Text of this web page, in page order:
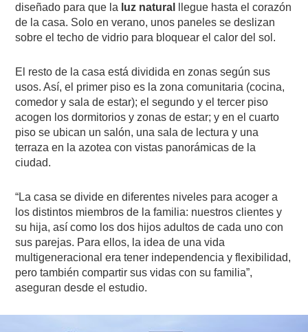
diseñado para que la luz natural
llegue hasta el corazón
de la casa. Solo en verano, unos paneles se deslizan
sobre el techo de vidrio para bloquear el calor del sol.
El resto de la casa está dividida en zonas según sus
usos. Así, el primer piso es la zona comunitaria (cocina,
comedor y sala de estar); el segundo y el tercer piso
acogen los dormitorios y zonas de estar; y en el cuarto
piso se ubican un salón, una sala de lectura y una
terraza en la azotea con vistas panorámicas de la
ciudad.
“La casa se divide en diferentes niveles para acoger a
los distintos miembros de la familia: nuestros clientes y
su hija, así como los dos hijos adultos de cada uno con
sus parejas. Para ellos, la idea de una vida
multigeneracional era tener independencia y flexibilidad,
pero también compartir sus vidas con su familia”,
aseguran desde el estudio.